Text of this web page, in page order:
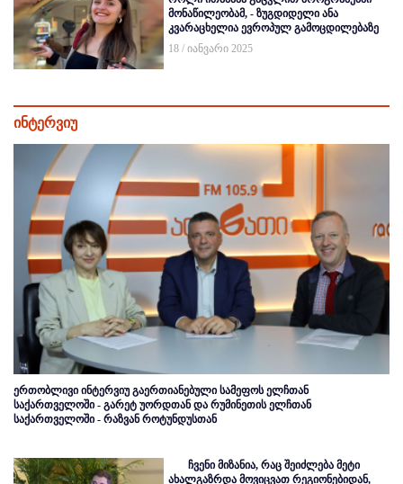
მონაწილეობამ, - ზუგდიდელი ანა
კვარაცხელია ევროპულ გამოცდილებაზე
18 / იანვარი 2025
ინტერვიუ
ერთობლივი ინტერვიუ გაერთიანებული სამეფოს ელჩთან
საქართველოში - გარეტ უორდთან და რუმინეთის ელჩთან
საქართველოში - რაზვან როტუნდუსთან
ჩვენი მიზანია, რაც შეიძლება მეტი
ახალგაზრდა მოვიცვათ რეგიონებიდან,